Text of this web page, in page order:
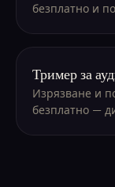
безплатно и
Тример за
Изрязване и
безплатно —